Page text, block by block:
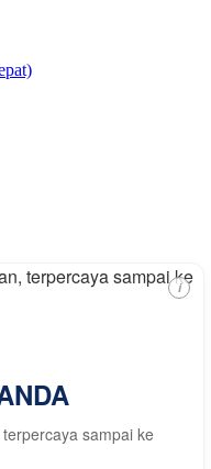
sampai ke
i